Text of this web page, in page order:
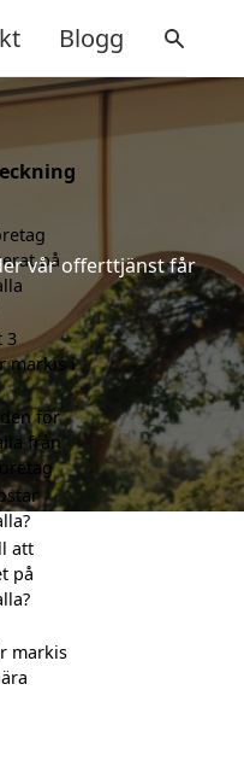
Blogg
vår offerttjänst får
på
3
markis i
för
från
att
på
markis